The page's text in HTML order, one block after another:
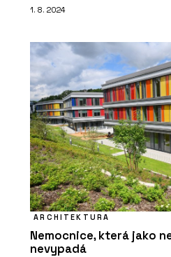
1. 8. 2024
ARCHITEKTURA
Nemocnice, která jako
nevypadá